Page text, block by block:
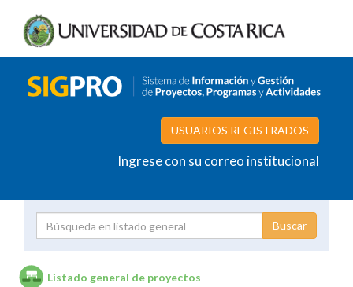
USUARIOS REGISTRADOS
Ingrese con su correo institucional
Listado general de proyectos